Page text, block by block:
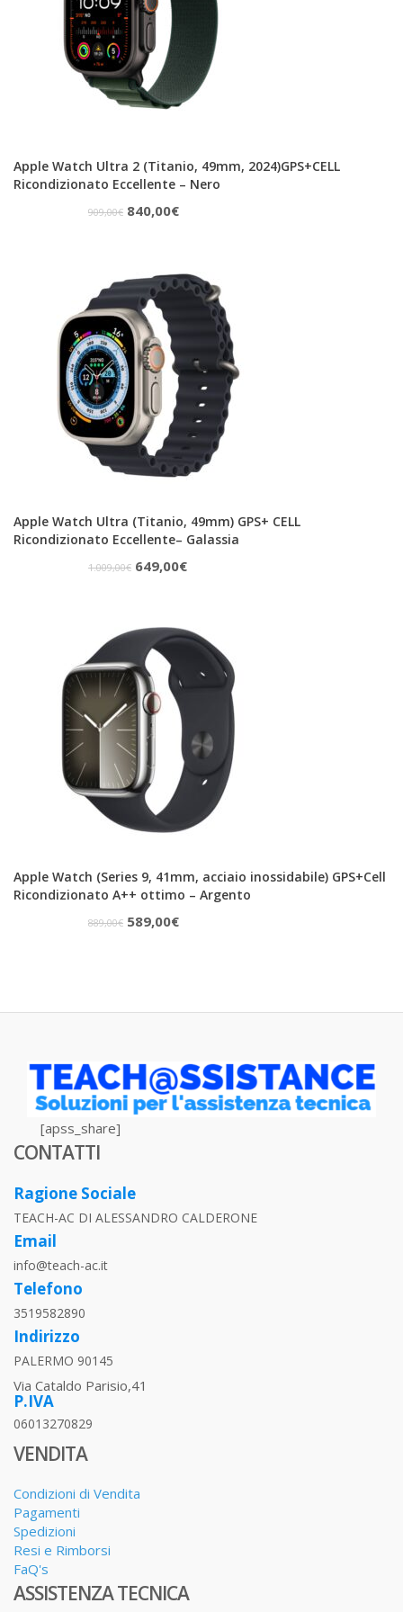
Apple Watch Ultra 2 (Titanio, 49mm, 2024)GPS+CELL
Ricondizionato Eccellente – Nero
909,00€ Il
era:
909,00€.
840,00€Il
è:
840,00€.
Apple Watch Ultra (Titanio, 49mm) GPS+ CELL
Ricondizionato Eccellente– Galassia
1.009,00€ Il
era:
1.009,00€.
649,00€Il
è:
649,00€.
Apple Watch (Series 9, 41mm, acciaio inossidabile) GPS+Cell
Ricondizionato A++ ottimo – Argento
889,00€ Il
589,00€Il
[apss_share]
CONTATTI
Ragione Sociale
TEACH-AC DI ALESSANDRO CALDERONE
Email
info@teach-ac.it
Telefono
3519582890
Indirizzo
PALERMO 90145
Via Cataldo Parisio,41
P.IVA
06013270829
VENDITA
Condizioni di Vendita
Pagamenti
Spedizioni
Resi e Rimborsi
FaQ's
ASSISTENZA TECNICA